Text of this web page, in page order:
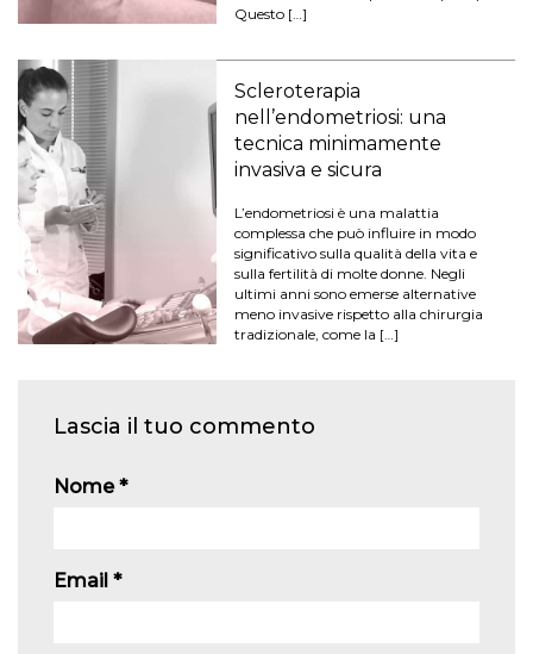
Questo […]
Scleroterapia
nell’endometriosi: una
tecnica minimamente
invasiva e sicura
L’endometriosi è una malattia
complessa che può influire in modo
significativo sulla qualità della vita e
sulla fertilità di molte donne. Negli
ultimi anni sono emerse alternative
meno invasive rispetto alla chirurgia
tradizionale, come la […]
Lascia il tuo commento
Nome*
Email *